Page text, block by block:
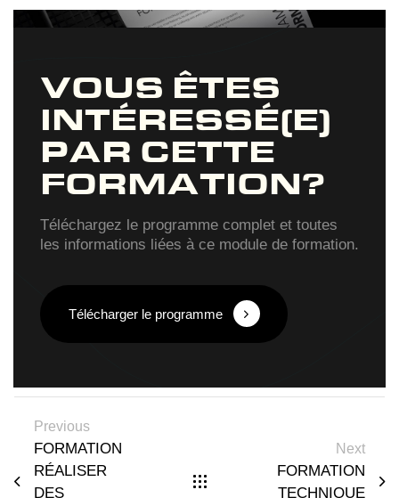
VOUS ÊTES
INTÉRESSÉ(E)
PAR CETTE
FORMATION?
Téléchargez le programme complet et toutes
les informations liées à ce module de formation.
Télécharger le programme
Previous
FORMATION
RÉALISER
DES
Next
FORMATION
TECHNIQUE